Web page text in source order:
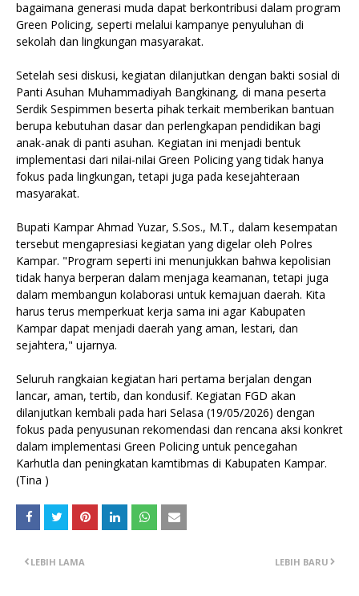
bagaimana generasi muda dapat berkontribusi dalam program
Green Policing, seperti melalui kampanye penyuluhan di
sekolah dan lingkungan masyarakat.
Setelah sesi diskusi, kegiatan dilanjutkan dengan bakti sosial di
Panti Asuhan Muhammadiyah Bangkinang, di mana peserta
Serdik Sespimmen beserta pihak terkait memberikan bantuan
berupa kebutuhan dasar dan perlengkapan pendidikan bagi
anak-anak di panti asuhan. Kegiatan ini menjadi bentuk
implementasi dari nilai-nilai Green Policing yang tidak hanya
fokus pada lingkungan, tetapi juga pada kesejahteraan
masyarakat.
Bupati Kampar Ahmad Yuzar, S.Sos., M.T., dalam kesempatan
tersebut mengapresiasi kegiatan yang digelar oleh Polres
Kampar. "Program seperti ini menunjukkan bahwa kepolisian
tidak hanya berperan dalam menjaga keamanan, tetapi juga
dalam membangun kolaborasi untuk kemajuan daerah. Kita
harus terus memperkuat kerja sama ini agar Kabupaten
Kampar dapat menjadi daerah yang aman, lestari, dan
sejahtera," ujarnya.
Seluruh rangkaian kegiatan hari pertama berjalan dengan
lancar, aman, tertib, dan kondusif. Kegiatan FGD akan
dilanjutkan kembali pada hari Selasa (19/05/2026) dengan
fokus pada penyusunan rekomendasi dan rencana aksi konkret
dalam implementasi Green Policing untuk pencegahan
Karhutla dan peningkatan kamtibmas di Kabupaten Kampar.
(Tina )
LEBIH BARU
LEBIH LAMA